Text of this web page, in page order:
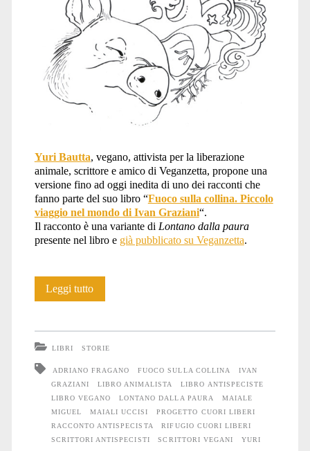
Yuri Bautta, vegano, attivista per la liberazione
animale, scrittore e amico di Veganzetta, propone una
versione fino ad oggi inedita di uno dei racconti che
fanno parte del suo libro “Fuoco sulla collina. Piccolo
viaggio nel mondo di Ivan Graziani“.
Il racconto è una variante di Lontano dalla paura
presente nel libro e già pubblicato su Veganzetta.
Leggi tuttoMiguel
paura)
LIBRI STORIE
ADRIANO FRAGANO FUOCO SULLA COLLINA
IVAN
GRAZIANI
LIBRO ANIMALISTA
LIBRO ANTISPECISTE
LIBRO VEGANO
LONTANO DALLA PAURA
MAIALE
MIGUEL
MAIALI UCCISI
PROGETTO CUORI LIBERI
RACCONTO ANTISPECISTA
RIFUGIO CUORI LIBERI
SCRITTORI ANTISPECISTI
SCRITTORI VEGANI
YURI